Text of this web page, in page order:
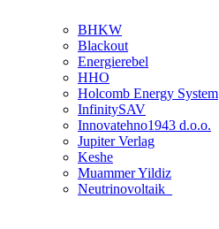
BHKW
Blackout
Energierebel
HHO
Holcomb Energy System
InfinitySAV
Innovatehno1943 d.o.o.
Jupiter Verlag
Keshe
Muammer Yildiz
Neutrinovoltaik